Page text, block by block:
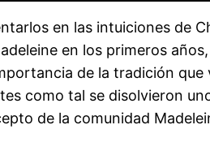
en las intuiciones de
en los primeros
de la tradición que
como tal se disolvieron
de la comunidad